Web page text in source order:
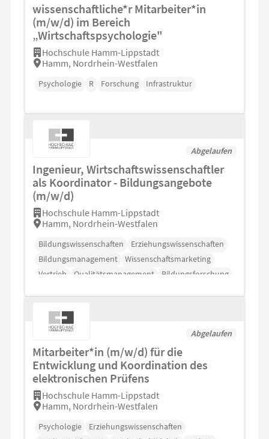
wissenschaftliche*r Mitarbeiter*in
(m/w/d) im Bereich
„Wirtschaftspsychologie"
Hochschule Hamm-Lippstadt
Hamm, Nordrhein-Westfalen
Psychologie R Forschung Infrastruktur
Abgelaufen
Ingenieur, Wirtschaftswissenschaftler
als Koordinator - Bildungsangebote
(m/w/d)
Hochschule Hamm-Lippstadt
Hamm, Nordrhein-Westfalen
Bildungswissenschaften
Erziehungswissenschaften
Bildungsmanagement
Wissenschaftsmarketing
Vertrieb
Qualitätsmanagement Bildungsforschung
Abgelaufen
Mitarbeiter*in (m/w/d) für die
Entwicklung und Koordination des
elektronischen Prüfens
Hochschule Hamm-Lippstadt
Hamm, Nordrhein-Westfalen
Psychologie
Erziehungswissenschaften